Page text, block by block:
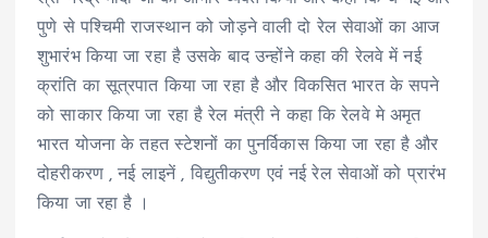
पुणे से पश्चिमी राजस्थान को जोड़ने वाली दो रेल सेवाओं का आज
शुभारंभ किया जा रहा है उसके बाद उन्होंने कहा की रेलवे में नई
क्रांति का सूत्रपात किया जा रहा है और विकसित भारत के सपने
को साकार किया जा रहा है रेल मंत्री ने कहा कि रेलवे मे अमृत
भारत योजना के तहत स्टेशनों का पुनर्विकास किया जा रहा है और
दोहरीकरण , नई लाइनें , विद्युतीकरण एवं नई रेल सेवाओं को प्रारंभ
किया जा रहा है ।